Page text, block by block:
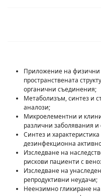
Приложение на физични
пространствената
органични съединения;
Метаболизъм, синтез и
аналози;
Микроелементни и
различни заболявания и
Синтез и
дезинфекционна
Изследване на
рискови пациенти с
Изследване на
репродуктивни неудачи;
Неензимно гликиране